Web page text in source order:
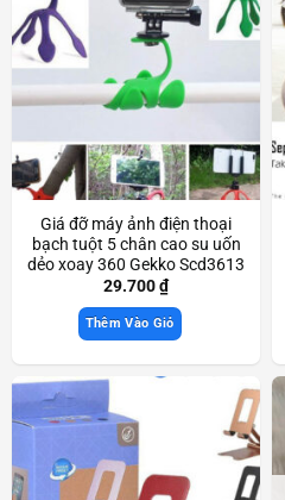
Giá đỡ máy ảnh điện thoại
bạch tuột 5 chân cao su uốn
dẻo xoay 360 Gekko Scd3613
29.700₫
Thêm Vào Giỏ